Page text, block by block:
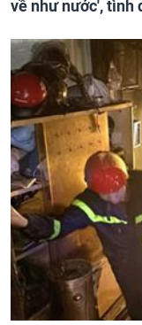
về như nước', tình